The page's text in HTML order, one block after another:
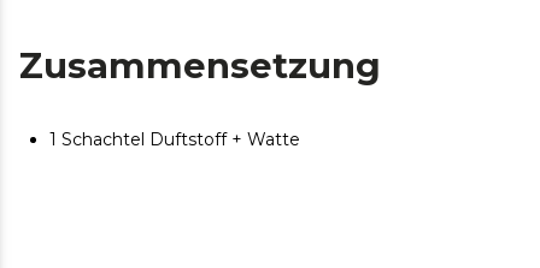
Zusammensetzung
1 Schachtel Duftstoff + Watte